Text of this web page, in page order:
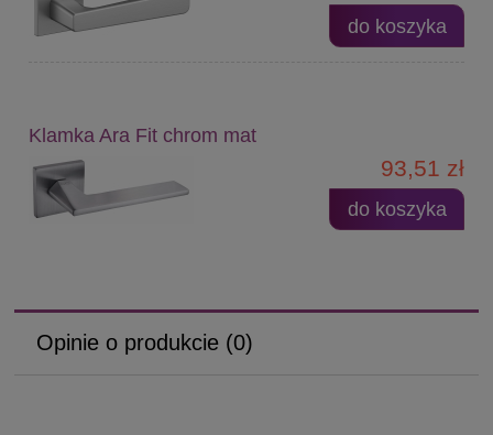
do koszyka
Klamka Ara Fit chrom mat
93,51 zł
do koszyka
Opinie o produkcie (0)